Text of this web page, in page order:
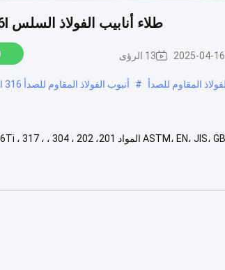
طلاء أنابيب الفولاذ السلس Aisi 316l مواد سبيكة الفيريتيك
2025-04-16 13 الرؤى
# أنبوب الفولاذ المقاوم للصدأ 316 المدلفن على البارد